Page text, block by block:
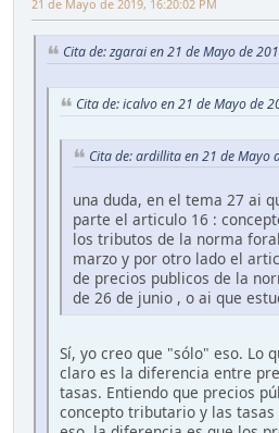
21 de Mayo de 2019, 16:20:02 PM
Cita de: zgarai en 21 de Mayo de
Cita de: icalvo en 21 de Mayo de
Cita de: ardillita en 21 de Mayo
una duda, en el tema 27 ai
parte el articulo 16 :
los tributos de la norma
marzo y por otro lado el
de precios publicos de la
de 26 de junio , o ai que
Sí, yo creo que "sólo" eso. Lo
claro es la diferencia entre
tasas. Entiendo que precios
concepto tributario y las